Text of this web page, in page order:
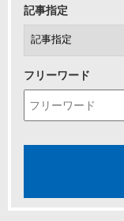
記事指定
フリーワード